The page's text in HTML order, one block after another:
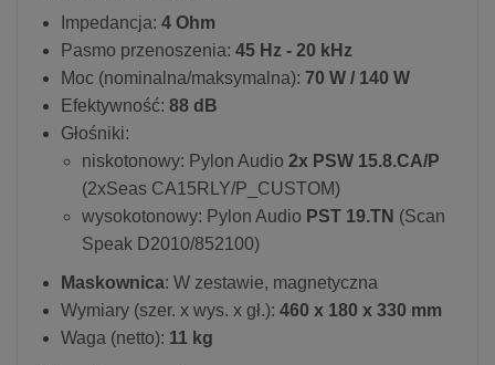
Impedancja: 4 Ohm
Pasmo przenoszenia: 45 Hz - 20 kHz
Moc (nominalna/maksymalna): 70 W / 140 W
Efektywność: 88 dB
Głośniki:
niskotonowy: Pylon Audio 2x PSW 15.8.CA/P
(2xSeas CA15RLY/P_CUSTOM)
wysokotonowy: Pylon Audio PST 19.TN (Scan
Speak D2010/852100)
Maskownica: W zestawie, magnetyczna
Wymiary (szer. x wys. x gł.): 460 x 180 x 330 mm
Waga (netto): 11 kg